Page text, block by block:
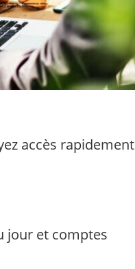
accès rapidement
jour et comptes